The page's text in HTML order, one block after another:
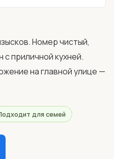
приличной кухней.
на главной улице —
для семей